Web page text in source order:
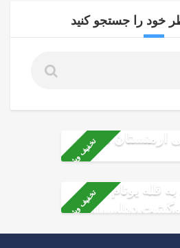
خود را جستجو کنید
تخفیف ویژه
ارمنستان ماشین
تخفیف ویژه
قله یونام